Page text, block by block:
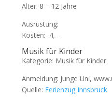
Alter: 8 – 12 Jahre
Ausrüstung:
Kosten:  4,–
Musik für Kinder
Kategorie: Musik für Kinder
Anmeldung: Junge Uni,
Quelle: Ferienzug Innsbruck